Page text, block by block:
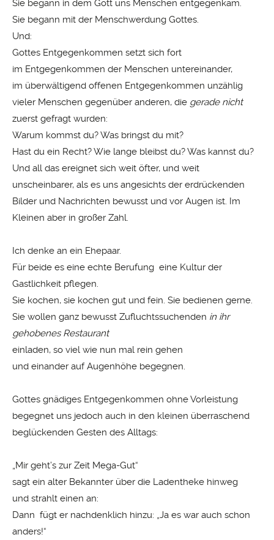
Sie begann in dem Gott uns Menschen entgegenkam.
Sie begann mit der Menschwerdung Gottes.
Und:
Gottes Entgegenkommen setzt sich fort
im Entgegenkommen der Menschen untereinander,
im überwältigend offenen Entgegenkommen unzählig
vieler Menschen gegenüber anderen, die gerade nicht
zuerst gefragt wurden:
Warum kommst du? Was bringst du mit?
Hast du ein Recht? Wie lange bleibst du? Was kannst du?
Und all das ereignet sich weit öfter, und weit
unscheinbarer, als es uns angesichts der erdrückenden
Bilder und Nachrichten bewusst und vor Augen ist. Im
Kleinen aber in großer Zahl.
Ich denke an ein Ehepaar.
Für beide es eine echte Berufung eine Kultur der
Gastlichkeit pflegen.
Sie kochen, sie kochen gut und fein. Sie bedienen gerne.
Sie wollen ganz bewusst Zufluchtssuchenden in ihr
gehobenes Restaurant
einladen, so viel wie nun mal rein gehen
und einander auf Augenhöhe begegnen.
Gottes gnädiges Entgegenkommen ohne Vorleistung
begegnet uns jedoch auch in den kleinen überraschend
beglückenden Gesten des Alltags:
„Mir geht’s zur Zeit Mega-Gut“
sagt ein alter Bekannter über die Ladentheke hinweg
und strahlt einen an:
Dann fügt er nachdenklich hinzu: „Ja es war auch schon
anders!“